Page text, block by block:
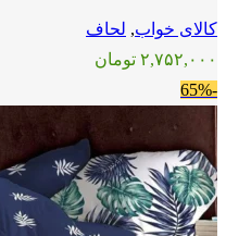
کالای خواب, لحاف
۲,۷۵۲,۰۰۰ تومان
-65%